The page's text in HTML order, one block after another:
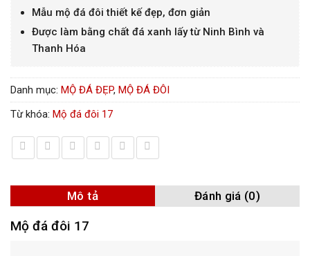
Mẫu mộ đá đôi thiết kế đẹp, đơn giản
Được làm bằng chất đá xanh lấy từ Ninh Bình và
Thanh Hóa
Danh mục: MỘ ĐÁ ĐẸP, MỘ ĐÁ ĐÔI
Từ khóa: Mộ đá đôi 17
Mô tả Đánh giá (0)
Mộ đá đôi 17